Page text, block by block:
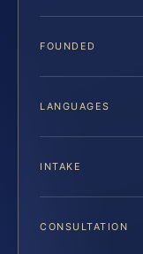
FOUNDED
LANGUAGES
INTAKE
CONSULTATION